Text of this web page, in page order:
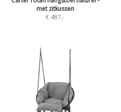
met zitkussen
€ 487,-